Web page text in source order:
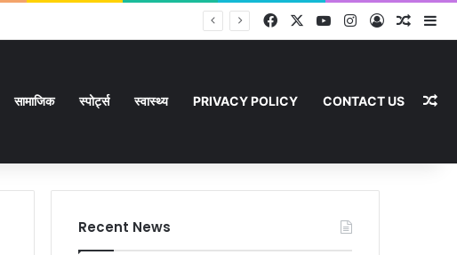
FacebookYouTubeInstagram
Log In
सामाजिक स्पोर्ट्स स्वास्थ्य PRIVACY POLICY CONTACT US
Recent News